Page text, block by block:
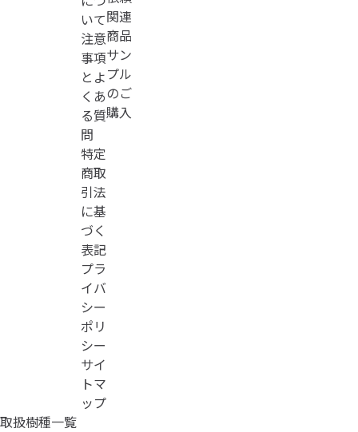
いて
注意
事項
とよ
くあ
る質
問
特定
商取
引法
に基
づく
表記
プラ
イバ
シー
ポリ
シー
サイ
トマ
ップ
関連
商品
サン
プル
のご
購入
取扱樹種一覧